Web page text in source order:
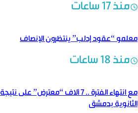
منذ 17 ساعات
معلمو “عقود إدلب” ينتظرون الإنصاف
منذ 18 ساعات
مع انتهاء الفترة .. 7 آلاف “معترض” على نتيجة
الثانوية بدمشق